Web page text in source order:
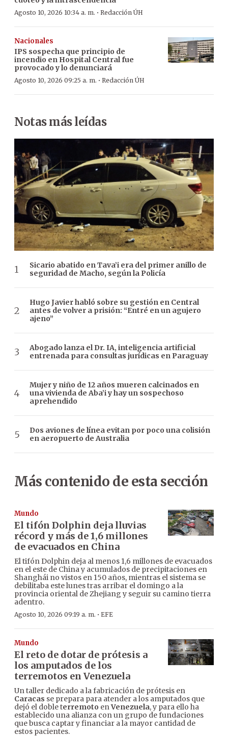
Agosto 10, 2026 10:34 a. m. · Redacción ÚH
Nacionales
IPS sospecha que principio de
incendio en Hospital Central fue
provocado y lo denunciará
Agosto 10, 2026 09:25 a. m. · Redacción ÚH
Notas más leídas
Sicario abatido en Tava’i era del primer anillo de
seguridad de Macho, según la Policía
Hugo Javier habló sobre su gestión en Central
antes de volver a prisión: “Entré en un agujero
ajeno”
Abogado lanza el Dr. IA, inteligencia artificial
entrenada para consultas jurídicas en Paraguay
Mujer y niño de 12 años mueren calcinados en
una vivienda de Aba’i y hay un sospechoso
aprehendido
Dos aviones de línea evitan por poco una colisión
en aeropuerto de Australia
Más contenido de esta sección
Mundo
El tifón Dolphin deja lluvias
récord y más de 1,6 millones
de evacuados en China
El tifón Dolphin deja al menos 1,6 millones de evacuados
en el este de China y acumulados de precipitaciones en
Shanghái no vistos en 150 años, mientras el sistema se
debilitaba este lunes tras arribar el domingo a la
provincia oriental de Zhejiang y seguir su camino tierra
adentro.
Agosto 10, 2026 09:19 a. m. · EFE
Mundo
El reto de dotar de prótesis a
los amputados de los
terremotos en Venezuela
Un taller dedicado a la fabricación de prótesis en
Caracas se prepara para atender a los amputados que
dejó el doble terremoto enVenezuela, y para ello ha
establecido una alianza con un grupo de fundaciones
que busca captar y financiar a la mayor cantidad de
estos pacientes.